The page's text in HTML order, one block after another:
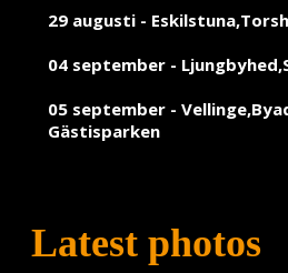
29 augusti -
04 september -
05 september -
Gästisparken
Latest photos